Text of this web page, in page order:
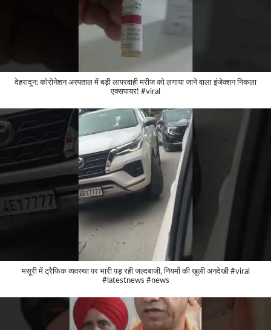
देहरादून: कोरोनेशन अस्पताल में बड़ी लापरवाही मरीज को लगाया जाने वाला इंजेक्शन निकला
एक्सपायर! #viral
मसूरी में ट्रैफिक व्यवस्था पर भारी पड़ रही जल्दबाजी, नियमों की खुली अनदेखी #viral
#latestnews #news